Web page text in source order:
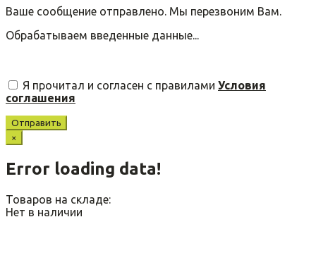
Ваше сообщение отправлено. Мы перезвоним Вам.
Обрабатываем введенные данные...
Я прочитал и согласен с правилами Условия
соглашения
Отправить
×
Error loading data!
Товаров на складе:
Нет в наличии